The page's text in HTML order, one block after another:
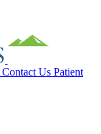
Contact Us Patient